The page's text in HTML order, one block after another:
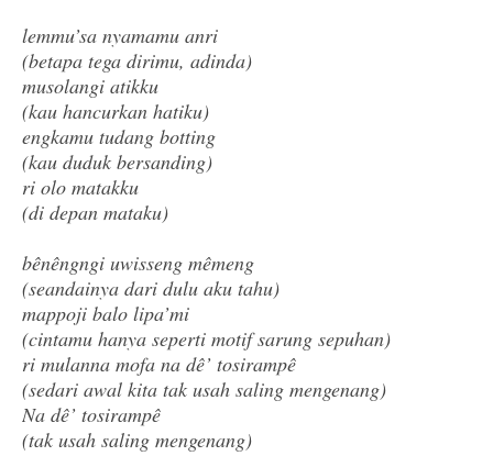
lemmu’sa nyamamu anri
(betapa tega dirimu, adinda)
musolangi atikku
(kau hancurkan hatiku)
engkamu tudang botting
(kau duduk bersanding)
ri olo matakku
(di depan mataku)
bênêngngi uwisseng mêmeng
(seandainya dari dulu aku tahu)
mappoji balo lipa’mi
(cintamu hanya seperti motif sarung sepuhan)
ri mulanna mofa na dê’ tosirampê
(sedari awal kita tak usah saling mengenang)
Na dê’ tosirampê
(tak usah saling mengenang)